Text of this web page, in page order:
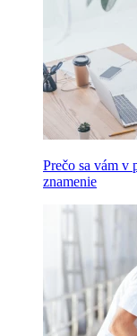
Prečo sa vám v
znamenie